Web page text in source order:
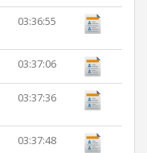
03:36:55
03:37:06
03:37:36
03:37:48